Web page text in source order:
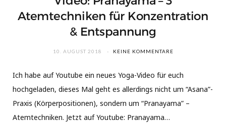
Atemtechniken für Konzentration
& Entspannung
10. AUGUST 2018 KEINE KOMMENTARE
Ich habe auf Youtube ein neues Yoga-Video für euch
hochgeladen, dieses Mal geht es allerdings nicht um “Asana”-
Praxis (Körperpositionen), sondern um “Pranayama” –
Atemtechniken. Jetzt auf Youtube: Pranayama…